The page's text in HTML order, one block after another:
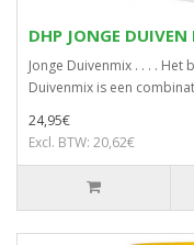
DHP JONGE
Jonge Duivenmix . . . .
Duivenmix is een
24,95€
Excl. BTW: 20,62€